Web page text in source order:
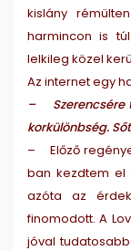
kislány
harmincon is
lelkileg közel
Az internet egy
– Szerencsére
korkülönbség.
– Előző
ban kezdtem el
azóta az
finomodott. A
jóval